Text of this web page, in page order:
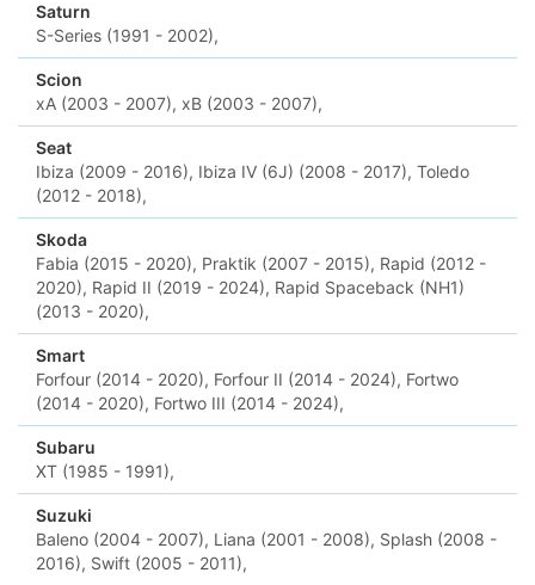
Saturn
S-Series (1991 - 2002),
Scion
xA (2003 - 2007), xB (2003 - 2007),
Seat
Ibiza (2009 - 2016), Ibiza IV (6J) (2008 - 2017), Toledo
(2012 - 2018),
Skoda
Fabia (2015 - 2020), Praktik (2007 - 2015), Rapid (2012 -
2020), Rapid II (2019 - 2024), Rapid Spaceback (NH1)
(2013 - 2020),
Smart
Forfour (2014 - 2020), Forfour II (2014 - 2024), Fortwo
(2014 - 2020), Fortwo III (2014 - 2024),
Subaru
XT (1985 - 1991),
Suzuki
Baleno (2004 - 2007), Liana (2001 - 2008), Splash (2008 -
2016), Swift (2005 - 2011),